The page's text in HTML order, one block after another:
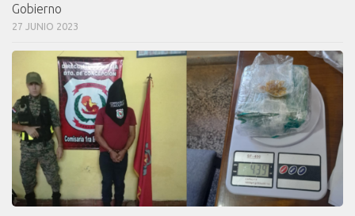
Gobierno
27 JUNIO 2023